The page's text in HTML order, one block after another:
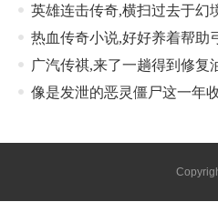
英雄连击传奇,横扫过去于幻
热血传奇小说,好好养着帮助
广汽传祺,来了一趟得到修复
像是发泄的恶灵僵尸这一年